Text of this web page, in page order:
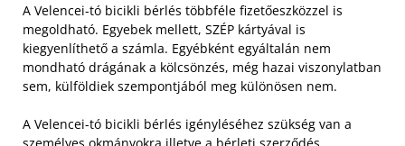
A Velencei-tó bicikli bérlés többféle fizetőeszközzel is
megoldható. Egyebek mellett, SZÉP kártyával is
kiegyenlíthető a számla. Egyébként egyáltalán nem
mondható drágának a kölcsönzés, még hazai viszonylatban
sem, külföldiek szempontjából meg különösen nem.
A Velencei-tó bicikli bérlés igényléséhez szükség van a